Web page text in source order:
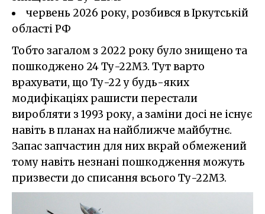
червень 2026 року, розбився в Іркутській
області РФ
Тобто загалом з 2022 року було знищено та
пошкоджено 24 Ту-22М3. Тут варто
врахувати, що Ту-22 у будь-яких
модифікаціях рашисти перестали
виробляти з 1993 року, а заміни досі не існує
навіть в планах на найближче майбутнє.
Запас запчастин для них вкрай обмежений
тому навіть незнані пошкодження можуть
призвести до списання всього Ту-22М3.